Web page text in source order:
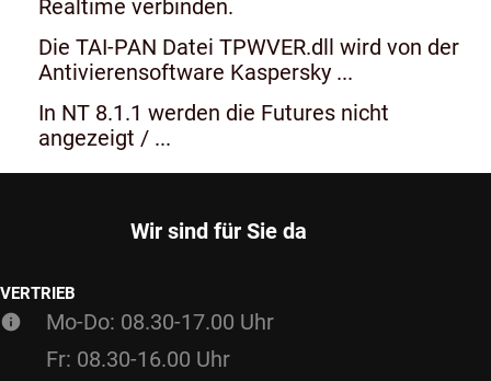
Realtime verbinden.
Die TAI-PAN Datei TPWVER.dll wird von der
Antivierensoftware Kaspersky ...
In NT 8.1.1 werden die Futures nicht
angezeigt / ...
Wir sind für Sie da
VERTRIEB
Mo-Do: 08.30-17.00 Uhr
Fr: 08.30-16.00 Uhr